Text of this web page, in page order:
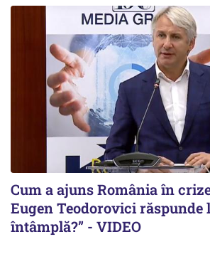
Cum a ajuns România în
Eugen Teodorovici răspunde
întâmplă?” - VIDEO